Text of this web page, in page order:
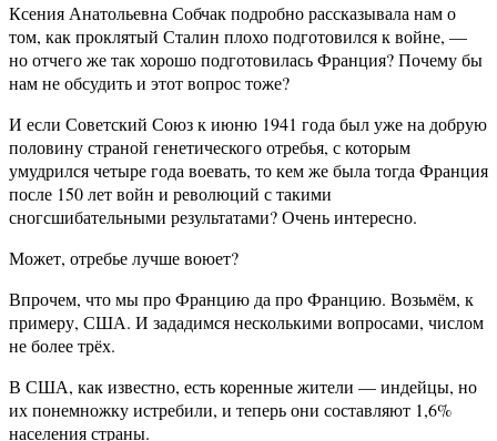
Ксения Анатольевна Собчак подробно рассказывала нам о
том, как проклятый Сталин плохо подготовился к войне, —
но отчего же так хорошо подготовилась Франция? Почему бы
нам не обсудить и этот вопрос тоже?
И если Советский Союз к июню 1941 года был уже на добрую
половину страной генетического отребья, с которым
умудрился четыре года воевать, то кем же была тогда Франция
после 150 лет войн и революций с такими
сногсшибательными результатами? Очень интересно.
Может, отребье лучше воюет?
Впрочем, что мы про Францию да про Францию. Возьмём, к
примеру, США. И зададимся несколькими вопросами, числом
не более трёх.
В США, как известно, есть коренные жители — индейцы, но
их понемножку истребили, и теперь они составляют 1,6%
населения страны.